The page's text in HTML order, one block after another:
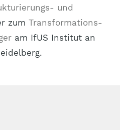
und
zum Transformations-
am IfUS Institut an